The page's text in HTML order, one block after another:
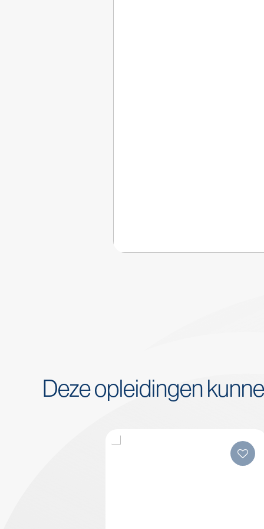
Deze opleidingen